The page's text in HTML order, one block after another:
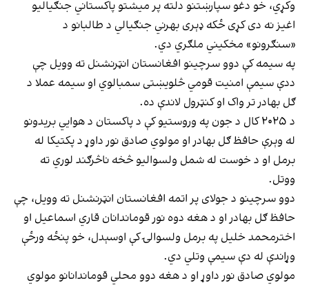
وکړي، خو دغو سپارښتنو دلته پر میشتو پاکستاني جنګیالیو
اغیز نه دی کړی ځکه ډېری بهرني جنګیالي د طالبانو د
«سنګرونو» مخکیني ملګري دي.
په سیمه کې دوو سرچینو افغانستان انټرنشنل ته وویل چې
ددې سیمې امنیت قومي څلویښتی سمبالوي او سیمه عملا د
ګل بهادر تر واک او کنټرول لاندې ده.
د ۲۰۲۵ کال د جون په وروستیو کې د پاکستان د هوايي بریدونو
له وېرې حافظ ګل بهادر او مولوي صادق نور داوړ د پکتیکا له
برمل او د خوست له شمل ولسوالیو څخه ناڅرګند لوري ته
ووتل.
دوو سرچینو د جولای پر اتمه افغانستان انټرنشنل ته وویل، چې
حافظ ګل بهادر او د هغه دوه نور قوماندانان قاري اسماعیل او
اخترمحمد خلیل په برمل ولسوالۍ کې اوسېدل، خو پنځه ورځې
وړاندې له دې سیمې وتلي دي.
مولوي صادق نور داوړ او د هغه دوو محلي قوماندانانو مولوي